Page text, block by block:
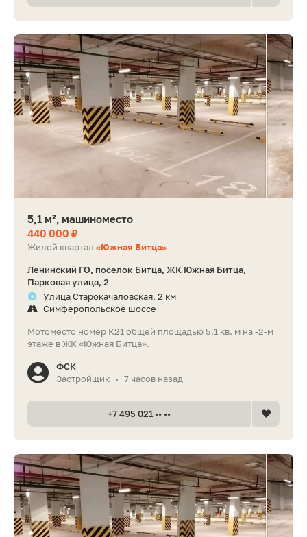
5,1 м², машиноместо
440 000 ₽
Жилой квартал «Южная Битца»
Ленинский ГО, поселок Битца, ЖК Южная Битца,
Парковая улица, 2
Улица Старокачаловская, 2 км
Симферопольское шоссе
Мотоместо номер К21 общей площадью 5.1 кв. м на -2-м
этаже в ЖК «Южная Битца».
ФСК
Застройщик • 7 часов назад
+7 495 021 •• ••